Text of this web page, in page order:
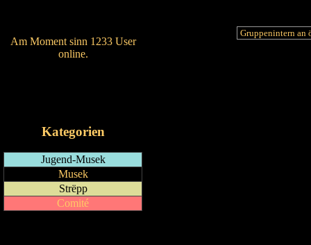
Am Moment sinn 1233 User
online.
Kategorien
Jugend-Musek
Musek
Strëpp
Comité